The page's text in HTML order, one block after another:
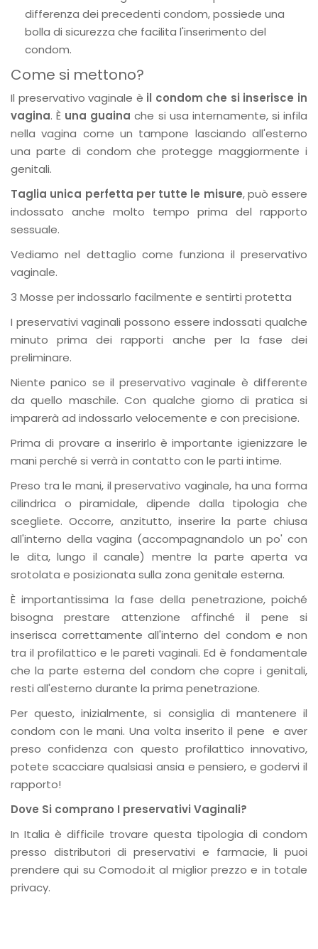
differenza dei precedenti condom, possiede una
bolla di sicurezza che facilita l'inserimento del
condom.
Come si mettono?
Il preservativo vaginale è il condom che si inserisce in
vagina. È una guaina che si usa internamente, si infila
nella vagina come un tampone lasciando all'esterno
una parte di condom che protegge maggiormente i
genitali.
Taglia unica perfetta per tutte le misure, può essere
indossato anche molto tempo prima del rapporto
sessuale.
Vediamo nel dettaglio come funziona il preservativo
vaginale.
3 Mosse per indossarlo facilmente e sentirti protetta
I preservativi vaginali possono essere indossati qualche
minuto prima dei rapporti anche per la fase dei
preliminare.
Niente panico se il preservativo vaginale è differente
da quello maschile. Con qualche giorno di pratica si
imparerà ad indossarlo velocemente e con precisione.
Prima di provare a inserirlo è importante igienizzare le
mani perché si verrà in contatto con le parti intime.
Preso tra le mani, il preservativo vaginale, ha una forma
cilindrica o piramidale, dipende dalla tipologia che
scegliete. Occorre, anzitutto, inserire la parte chiusa
all'interno della vagina (accompagnandolo un po' con
le dita, lungo il canale) mentre la parte aperta va
srotolata e posizionata sulla zona genitale esterna.
È importantissima la fase della penetrazione, poiché
bisogna prestare attenzione affinché il pene si
inserisca correttamente all'interno del condom e non
tra il profilattico e le pareti vaginali. Ed è fondamentale
che la parte esterna del condom che copre i genitali,
resti all'esterno durante la prima penetrazione.
Per questo, inizialmente, si consiglia di mantenere il
condom con le mani. Una volta inserito il pene e aver
preso confidenza con questo profilattico innovativo,
potete scacciare qualsiasi ansia e pensiero, e godervi il
rapporto!
Dove Si comprano I preservativi Vaginali?
In Italia è difficile trovare questa tipologia di condom
presso distributori di preservativi e farmacie, li puoi
prendere qui su Comodo.it al miglior prezzo e in totale
privacy.